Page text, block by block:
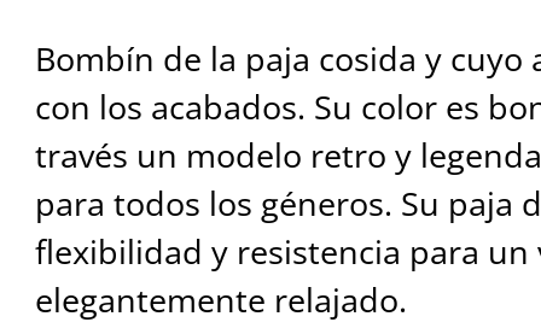
Bombín de la paja cosida y
con los acabados. Su color es
través un modelo retro y
para todos los géneros. Su paja
flexibilidad y resistencia para un
elegantemente relajado.